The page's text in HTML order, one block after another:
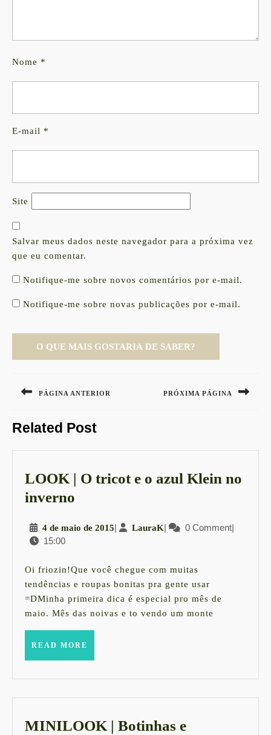
Nome *
E-mail *
Site
Salvar meus dados neste navegador para a próxima vez
que eu comentar.
Notifique-me sobre novos comentários por e-mail.
Notifique-me sobre novas publicações por e-mail.
de
PÁGINA ANTERIOR
post:
PRÓXIMA PÁGINA
Related Post
LOOK | O tricot e o azul Klein no
inverno
O
e
o
azul
no
inverno
4 de maio de 20154
de
2015
| LauraKLauraK
| 0 Comment|
15:00
Oi friozin!Que você chegue com muitas
tendências e roupas bonitas pra gente usar
=DMinha primeira dica é especial pro mês de
maio. Mês das noivas e to vendo um monte
READ MORE
MINILOOK | Botinhas e